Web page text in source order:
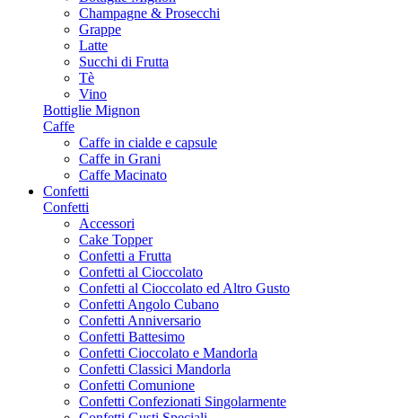
Champagne & Prosecchi
Grappe
Latte
Succhi di Frutta
Tè
Vino
Bottiglie Mignon
Caffe
Caffe in cialde e capsule
Caffe in Grani
Caffe Macinato
Confetti
Confetti
Accessori
Cake Topper
Confetti a Frutta
Confetti al Cioccolato
Confetti al Cioccolato ed Altro Gusto
Confetti Angolo Cubano
Confetti Anniversario
Confetti Battesimo
Confetti Cioccolato e Mandorla
Confetti Classici Mandorla
Confetti Comunione
Confetti Confezionati Singolarmente